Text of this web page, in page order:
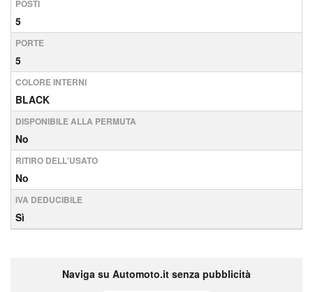
POSTI
5
PORTE
5
COLORE INTERNI
BLACK
DISPONIBILE ALLA PERMUTA
No
RITIRO DELL'USATO
No
IVA DEDUCIBILE
Sì
Naviga su Automoto.it senza pubblicità